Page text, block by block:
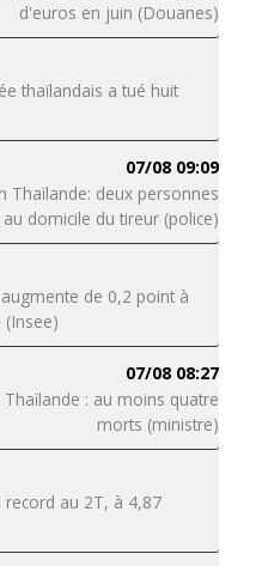
d'euros en juin (Douanes)
thaïlandais a tué huit
07/08 09:09
Thaïlande: deux personnes
domicile du tireur (police)
de 0,2 point à
07/08 08:27
: au moins quatre
morts (ministre)
au 2T, à 4,87